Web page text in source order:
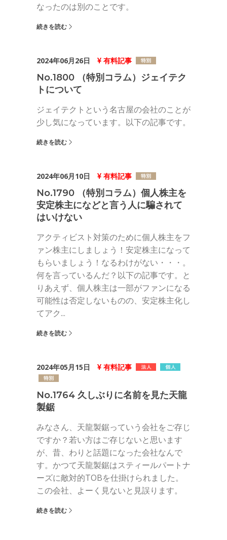
なったのは別のことです。
続きを読む
2024年06月26日 有料記事
No.1800 （特別コラム）ジェイテク
トについて
ジェイテクトという名古屋の会社のことが
少し気になっています。以下の記事です。
続きを読む
2024年06月10日 有料記事
No.1790 （特別コラム）個人株主を
安定株主になどと言う人に騙されて
はいけない
アクティビスト対策のために個人株主をフ
ァン株主にしましょう！安定株主になって
もらいましょう！なるわけがない・・・。
何を言っているんだ？以下の記事です。と
りあえず、個人株主は一部がファンになる
可能性は否定しないものの、安定株主化し
てアク...
続きを読む
2024年05月15日 有料記事
No.1764 久しぶりに名前を見た天龍
製鋸
みなさん、天龍製鋸っていう会社をご存じ
ですか？若い方はご存じないと思います
が、昔、わりと話題になった会社なんで
す。かつて天龍製鋸はスティールパートナ
ーズに敵対的TOBを仕掛けられました。
この会社、よーく見ないと見誤ります。
続きを読む